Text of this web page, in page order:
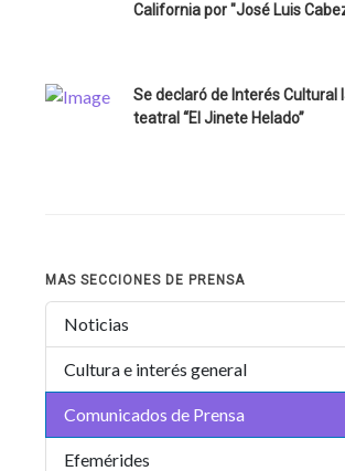
California por "José Luis
Se declaró de Interés Cultural
teatral “El Jinete Helado”
MAS SECCIONES DE PRENSA
Noticias
Cultura e interés general
Comunicados de Prensa
Efemérides